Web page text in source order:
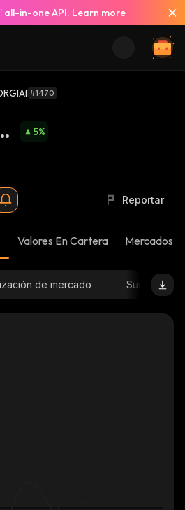
all-in-one API. Learn more
#1470
5%
Reportar
Valores En Cartera Mercados
de mercado Suministro